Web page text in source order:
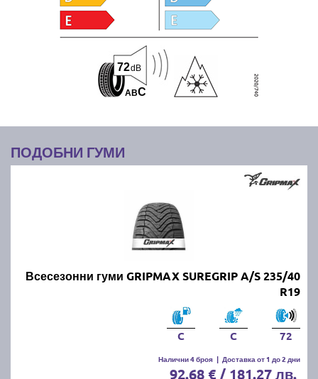
ABC
72dB
ПОДОБНИ ГУМИ
Всесезонни гуми GRIPMAX SUREGRIP A/S 235/40
R19
C C 72
Налични 4 броя | Доставка от 1 до 2 дни
92.68 € / 181.27 лв.